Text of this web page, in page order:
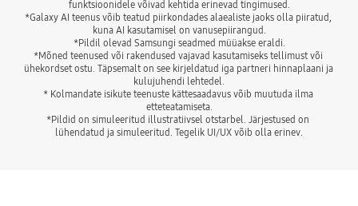
funktsioonidele võivad kehtida erinevad tingimused.
*Galaxy AI teenus võib teatud piirkondades alaealiste jaoks olla piiratud,
kuna AI kasutamisel on vanusepiirangud.
*Pildil olevad Samsungi seadmed müüakse eraldi.
*Mõned teenused või rakendused vajavad kasutamiseks tellimust või
ühekordset ostu. Täpsemalt on see kirjeldatud iga partneri hinnaplaani ja
kulujuhendi lehtedel.
* Kolmandate isikute teenuste kättesaadavus võib muutuda ilma
etteteatamiseta.
*Pildid on simuleeritud illustratiivsel otstarbel. Järjestused on
lühendatud ja simuleeritud. Tegelik UI/UX võib olla erinev.